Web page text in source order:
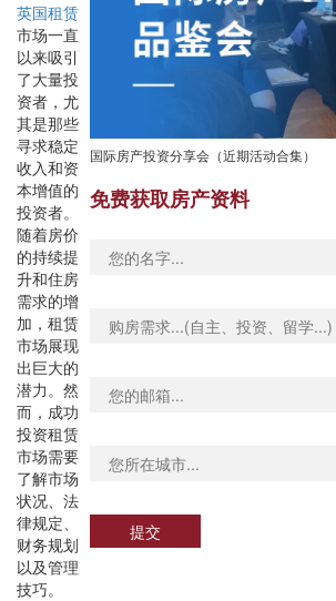
英国租赁
市场一直
以来吸引
了大量投
资者，尤
其是那些
寻求稳定
收入和资
本增值的
投资者。
随着房价
的持续提
升和住房
需求的增
加，租赁
市场展现
出巨大的
潜力。然
而，成功
投资租赁
市场需要
了解市场
状况、法
律规定、
财务规划
以及管理
技巧。
国际房产投资分享会（近期活动合集）
免费获取房产资料
提交